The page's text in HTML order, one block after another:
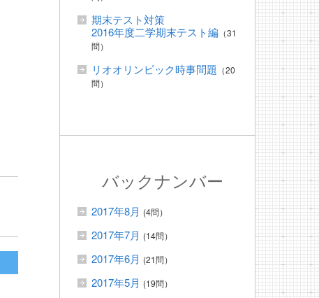
期末テスト対策
2016年度二学期末テスト編 （31
問）
リオオリンピック時事問題 （20
問）
バックナンバー
2017年8月 (4問）
2017年7月 (14問）
2017年6月 (21問）
2017年5月 (19問）